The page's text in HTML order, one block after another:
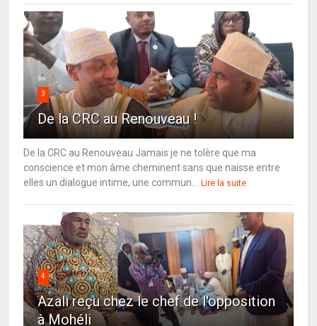
3
De la CRC au Renouveau !
De la CRC au Renouveau Jamais je ne tolère que ma
conscience et mon âme cheminent sans que naisse entre
elles un dialogue intime, une commun...
Lire la suite
4
Azali reçu chez le chef de l'opposition
à Mohéli